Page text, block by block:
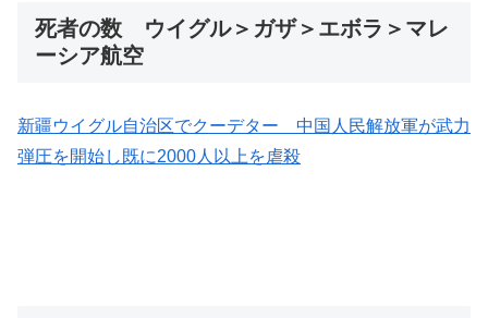
死者の数 ウイグル＞ガザ＞エボラ＞マレ
ーシア航空
新疆ウイグル自治区でクーデター 中国人民解放軍が武力
弾圧を開始し既に2000人以上を虐殺